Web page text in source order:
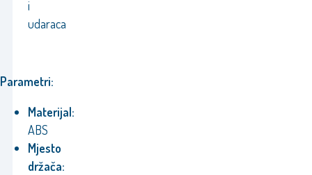
i
udaraca
Parametri:
Materijal:
ABS
Mjesto
držača: